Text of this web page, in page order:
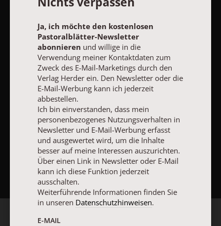
Vertrag widerrufen Abo online kündigen
NACH OBEN
Ja, ich möchte den kostenlosen
Pastoralblätter-Newsletter
abonnieren und willige in die
Verwendung meiner Kontaktdaten zum
Zweck des E-Mail-Marketings durch den
Verlag Herder ein. Den Newsletter oder die
E-Mail-Werbung kann ich jederzeit
abbestellen.
Ich bin einverstanden, dass mein
personenbezogenes Nutzungsverhalten in
Newsletter und E-Mail-Werbung erfasst
und ausgewertet wird, um die Inhalte
besser auf meine Interessen auszurichten.
Über einen Link in Newsletter oder E-Mail
kann ich diese Funktion jederzeit
ausschalten.
Weiterführende Informationen finden Sie
in unseren Datenschutzhinweisen.
E-MAIL